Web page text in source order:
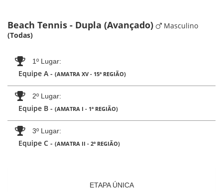
Beach Tennis - Dupla (Avançado)
Masculino
(Todas)
1º Lugar
Equipe A - (AMATRA XV - 15ª REGIÃO)
2º Lugar
Equipe B - (AMATRA I - 1ª REGIÃO)
3º Lugar
Equipe C - (AMATRA II - 2ª REGIÃO)
ETAPA ÚNICA